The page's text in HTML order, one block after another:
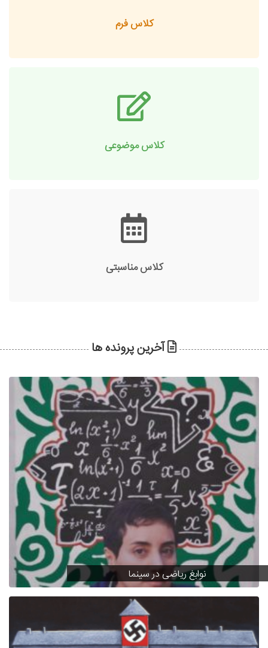
کلاس فرم
کلاس موضوعی
کلاس مناسبتی
آخرین پرونده ها
نوابغ ریاضی در سینما